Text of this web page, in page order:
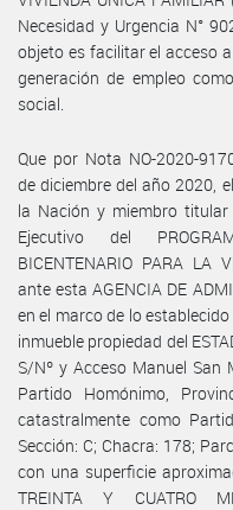
Necesidad y Urgencia N°
objeto es facilitar el acceso
generación de empleo
social.
Que por Nota NO-2020-
de diciembre del año 2020,
la Nación y miembro
Ejecutivo del
BICENTENARIO PARA LA
ante esta AGENCIA DE
en el marco de lo
inmueble propiedad del
S/Nº y Acceso Manuel San
Partido Homónimo,
catastralmente como
Sección: C; Chacra: 178;
con una superficie
TREINTA Y CUATRO